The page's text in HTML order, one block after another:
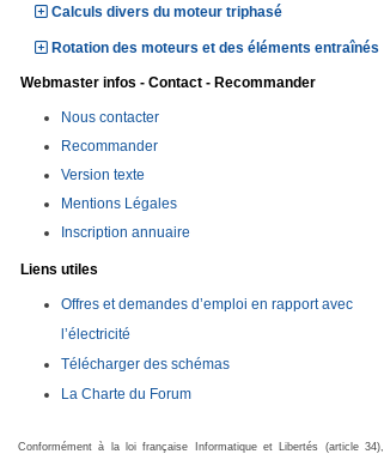
Calculs divers du moteur triphasé
Rotation des moteurs et des éléments entraînés
Webmaster infos - Contact - Recommander
Nous contacter
Recommander
Version texte
Mentions Légales
Inscription annuaire
Liens utiles
Offres et demandes d’emploi en rapport avec
l’électricité
Télécharger des schémas
La Charte du Forum
Conformément à la loi française Informatique et Libertés (article 34),